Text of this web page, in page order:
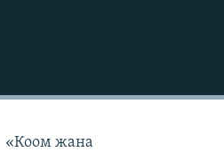
«Коом жана